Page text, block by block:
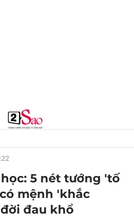
5 nét tướng 'tố
mệnh 'khắc
đau khổ